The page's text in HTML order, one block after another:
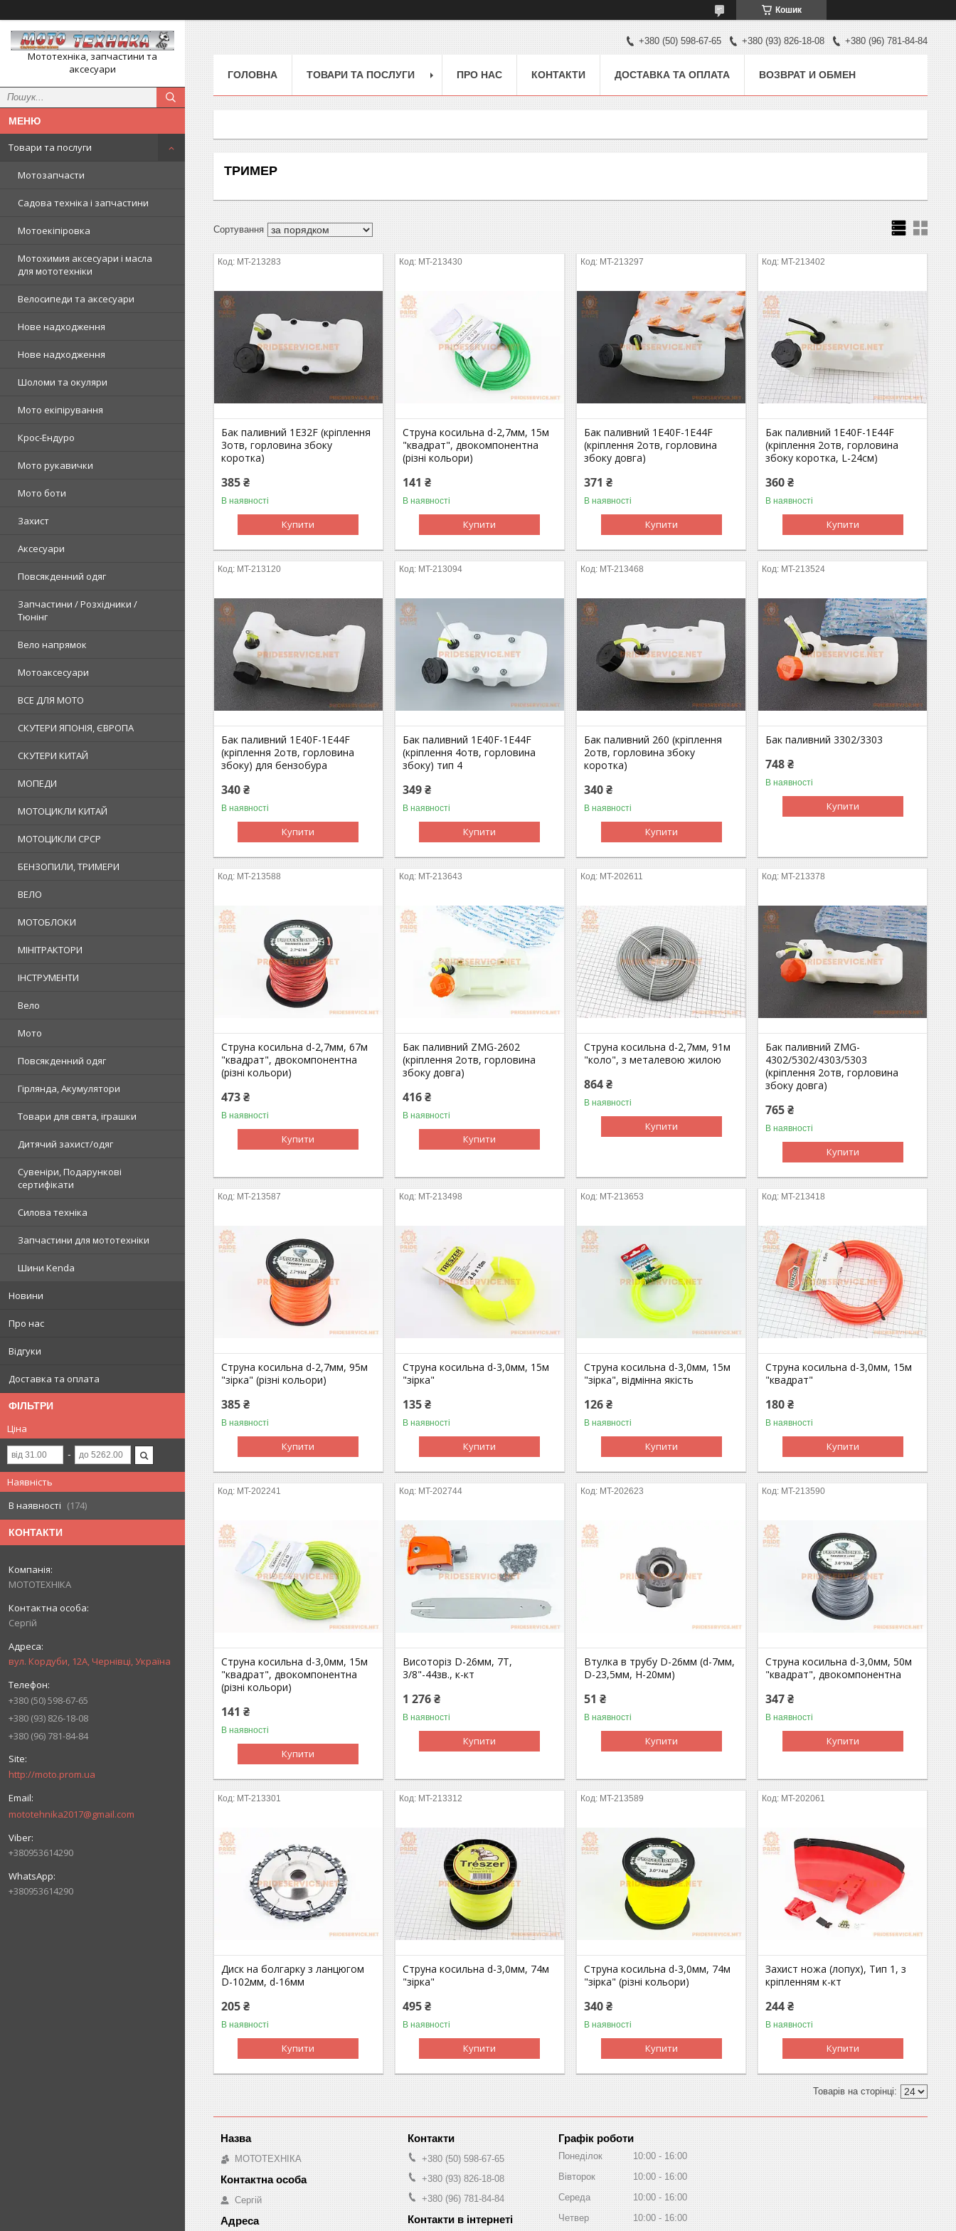
Кошик
Мототехніка, запчастини та
аксесуари
Товари та послуги
Мотозапчасти
Садова техніка і запчастини
Мотоекіпіровка
Мотохимия аксесуари і масла
для мототехніки
Велосипеди та аксесуари
Нове надходження
Нове надходження
Шоломи та окуляри
Мото екіпірування
Крос-Ендуро
Мото рукавички
Мото боти
Захист
Аксесуари
Повсякденний одяг
Запчастини / Розхідники /
Тюнінг
Вело напрямок
Мотоаксесуари
ВСЕ ДЛЯ МОТО
СКУТЕРИ ЯПОНІЯ, ЄВРОПА
СКУТЕРИ КИТАЙ
МОПЕДИ
МОТОЦИКЛИ КИТАЙ
МОТОЦИКЛИ СРСР
БЕНЗОПИЛИ, ТРИМЕРИ
ВЕЛО
МОТОБЛОКИ
МІНІТРАКТОРИ
ІНСТРУМЕНТИ
Вело
Мото
Повсякденний одяг
Гірлянда, Акумулятори
Товари для свята, іграшки
Дитячий захист/одяг
Сувеніри, Подарункові
сертифікати
Силова техніка
Запчастини для мототехніки
Шини Kenda
Новини
Про нас
Відгуки
Доставка та оплата
ФІЛЬТРИ
Ціна
Наявність
В наявності
174
КОНТАКТИ
МОТОТЕХНІКА
Сергій
вул. Кордуби, 12А, Чернівці, Україна
+380 (50) 598-67-65
+380 (93) 826-18-08
+380 (96) 781-84-84
http://moto.prom.ua
mototehnika2017@gmail.com
+380953614290
+380953614290
+380 (50) 598-67-65 +380 (93) 826-18-08 +380 (96) 781-84-84
ГОЛОВНА ТОВАРИ ТА ПОСЛУГИ ПРО НАС КОНТАКТИ ДОСТАВКА ТА ОПЛАТА ВОЗВРАТ И ОБМЕН
ТРИМЕР
MT-213283
Бак паливний 1E32F (кріплення
3отв, горловина збоку
коротка)
385 ₴
В наявності
Купити
MT-213430
Струна косильна d-2,7мм, 15м
"квадрат", двокомпонентна
(різні кольори)
141 ₴
В наявності
Купити
MT-213297
Бак паливний 1E40F-1E44F
(кріплення 2отв, горловина
збоку довга)
371 ₴
В наявності
Купити
MT-213402
Бак паливний 1E40F-1E44F
(кріплення 2отв, горловина
збоку коротка, L-24см)
360 ₴
В наявності
Купити
MT-213120
Бак паливний 1E40F-1E44F
(кріплення 2отв, горловина
збоку) для бензобура
340 ₴
В наявності
Купити
MT-213094
Бак паливний 1E40F-1E44F
(кріплення 4отв, горловина
збоку) тип 4
349 ₴
В наявності
Купити
MT-213468
Бак паливний 260 (кріплення
2отв, горловина збоку
коротка)
340 ₴
В наявності
Купити
MT-213524
Бак паливний 3302/3303
748 ₴
В наявності
Купити
MT-213588
Струна косильна d-2,7мм, 67м
"квадрат", двокомпонентна
(різні кольори)
473 ₴
В наявності
Купити
MT-213643
Бак паливний ZMG-2602
(кріплення 2отв, горловина
збоку довга)
416 ₴
В наявності
Купити
MT-202611
Струна косильна d-2,7мм, 91м
"коло", з металевою жилою
864 ₴
В наявності
Купити
MT-213378
Бак паливний ZMG-
4302/5302/4303/5303
(кріплення 2отв, горловина
збоку довга)
765 ₴
В наявності
Купити
MT-213587
Струна косильна d-2,7мм, 95м
"зірка" (різні кольори)
385 ₴
В наявності
Купити
MT-213498
Струна косильна d-3,0мм, 15м
"зірка"
135 ₴
В наявності
Купити
MT-213653
Струна косильна d-3,0мм, 15м
"зірка", відмінна якість
126 ₴
В наявності
Купити
MT-213418
Струна косильна d-3,0мм, 15м
"квадрат"
180 ₴
В наявності
Купити
MT-202241
Струна косильна d-3,0мм, 15м
"квадрат", двокомпонентна
(різні кольори)
141 ₴
В наявності
Купити
MT-202744
Висоторіз D-26мм, 7T,
3/8"-44зв., к-кт
1 276 ₴
В наявності
Купити
MT-202623
Втулка в трубу D-26мм (d-7мм,
D-23,5мм, H-20мм)
51 ₴
В наявності
Купити
MT-213590
Струна косильна d-3,0мм, 50м
"квадрат", двокомпонентна
347 ₴
В наявності
Купити
MT-213301
Диск на болгарку з ланцюгом
D-102мм, d-16мм
205 ₴
В наявності
Купити
MT-213312
Струна косильна d-3,0мм, 74м
"зірка"
495 ₴
В наявності
Купити
MT-213589
Струна косильна d-3,0мм, 74м
"зірка" (різні кольори)
340 ₴
В наявності
Купити
MT-202061
Захист ножа (лопух), Тип 1, з
кріпленням к-кт
244 ₴
В наявності
Купити
МОТОТЕХНІКА
Сергій
+380 (50) 598-67-65
+380 (93) 826-18-08
+380 (96) 781-84-84
Графік роботи
Понеділок 10:00
16:00
Вівторок
10:00
16:00
Середа
10:00
16:00
Четвер
10:00 16:00